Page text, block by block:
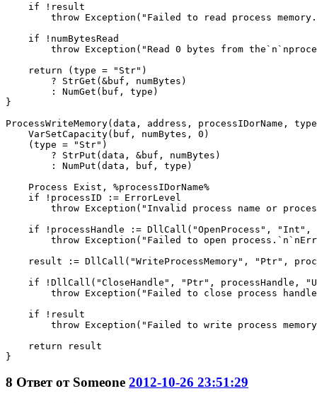
    if !result
throw Exception("Failed to read process
    if !numBytesRead
throw Exception("Read 0 bytes from
    return (type = "Str")
        ? StrGet(&buf, numBytes)
        : NumGet(buf, type)
}
ProcessWriteMemory(data, address, processIDorName,
    VarSetCapacity(buf, numBytes, 0)
    (type = "Str")
        ? StrPut(data, &buf, numBytes)
        : NumPut(data, buf, type)
    Process Exist, %processIDorName%
    if !processID := ErrorLevel
throw Exception("Invalid process name or
if !processHandle := DllCall("OpenProcess",
throw Exception("Failed to open
result := DllCall("WriteProcessMemory", "Ptr",
if !DllCall("CloseHandle", "Ptr", processHandle,
throw Exception("Failed to close process
    if !result
throw Exception("Failed to write process
    return result
}
8 Ответ от Someone 2012-10-26 23:51:29